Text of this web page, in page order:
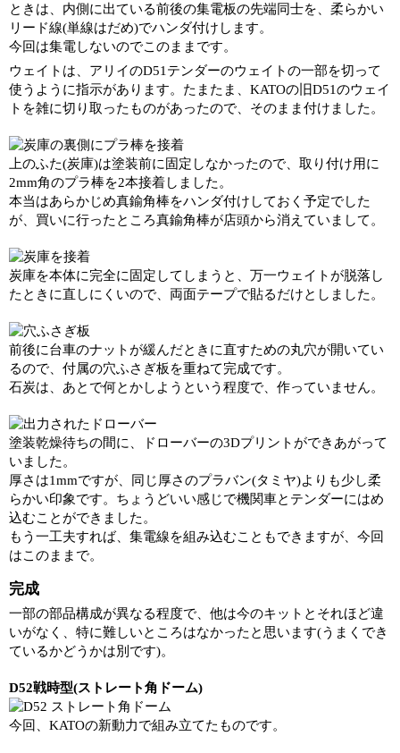
ときは、内側に出ている前後の集電板の先端同士を、柔らかい
リード線(単線はだめ)でハンダ付けします。
今回は集電しないのでこのままです。
ウェイトは、アリイのD51テンダーのウェイトの一部を切って
使うように指示があります。たまたま、KATOの旧D51のウェイ
トを雑に切り取ったものがあったので、そのまま付けました。
上のふた(炭庫)は塗装前に固定しなかったので、取り付け用に
2mm角のプラ棒を2本接着しました。
本当はあらかじめ真鍮角棒をハンダ付けしておく予定でした
が、買いに行ったところ真鍮角棒が店頭から消えていまして。
炭庫を本体に完全に固定してしまうと、万一ウェイトが脱落し
たときに直しにくいので、両面テープで貼るだけとしました。
前後に台車のナットが緩んだときに直すための丸穴が開いてい
るので、付属の穴ふさぎ板を重ねて完成です。
石炭は、あとで何とかしようという程度で、作っていません。
塗装乾燥待ちの間に、ドローバーの3Dプリントができあがって
いました。
厚さは1mmですが、同じ厚さのプラバン(タミヤ)よりも少し柔
らかい印象です。ちょうどいい感じで機関車とテンダーにはめ
込むことができました。
もう一工夫すれば、集電線を組み込むこともできますが、今回
はこのままで。
完成
一部の部品構成が異なる程度で、他は今のキットとそれほど違
いがなく、特に難しいところはなかったと思います(うまくでき
ているかどうかは別です)。
D52戦時型(ストレート角ドーム)
今回、KATOの新動力で組み立てたものです。